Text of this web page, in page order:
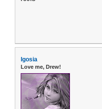
Igosia
Love me, Drew!